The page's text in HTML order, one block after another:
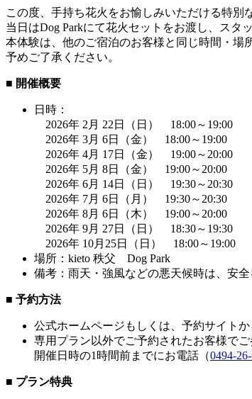
この度、手持ち花火をお愉しみいただける特別
当日はDog Parkにて花火セットをお渡し、スタ
本体験は、他のご宿泊のお客様と同じ時間・場
予めご了承ください。
■ 開催概要
日時：
2026年 2月 22日（日） 18:00～19:00
2026年 3月 6日（金） 18:00～19:00
2026年 4月 17日（金） 19:00～20:00
2026年 5月 8日（金） 19:00～20:00
2026年 6月 14日（日） 19:30～20:30
2026年 7月 6日（月） 19:30～20:30
2026年 8月 6日（木） 19:00～20:00
2026年 9月 27日（日） 18:30～19:30
2026年 10月25日（日） 18:00～19:00
場所：kieto 秩父 Dog Park
備考：雨天・強風などの悪天候時は、安
■ 予約方法
公式ホームページもしくは、予約サイト
専用プラン以外でご予約されたお客様でご
開催日時の1時間前までにお電話（0494-
■ プラン特典